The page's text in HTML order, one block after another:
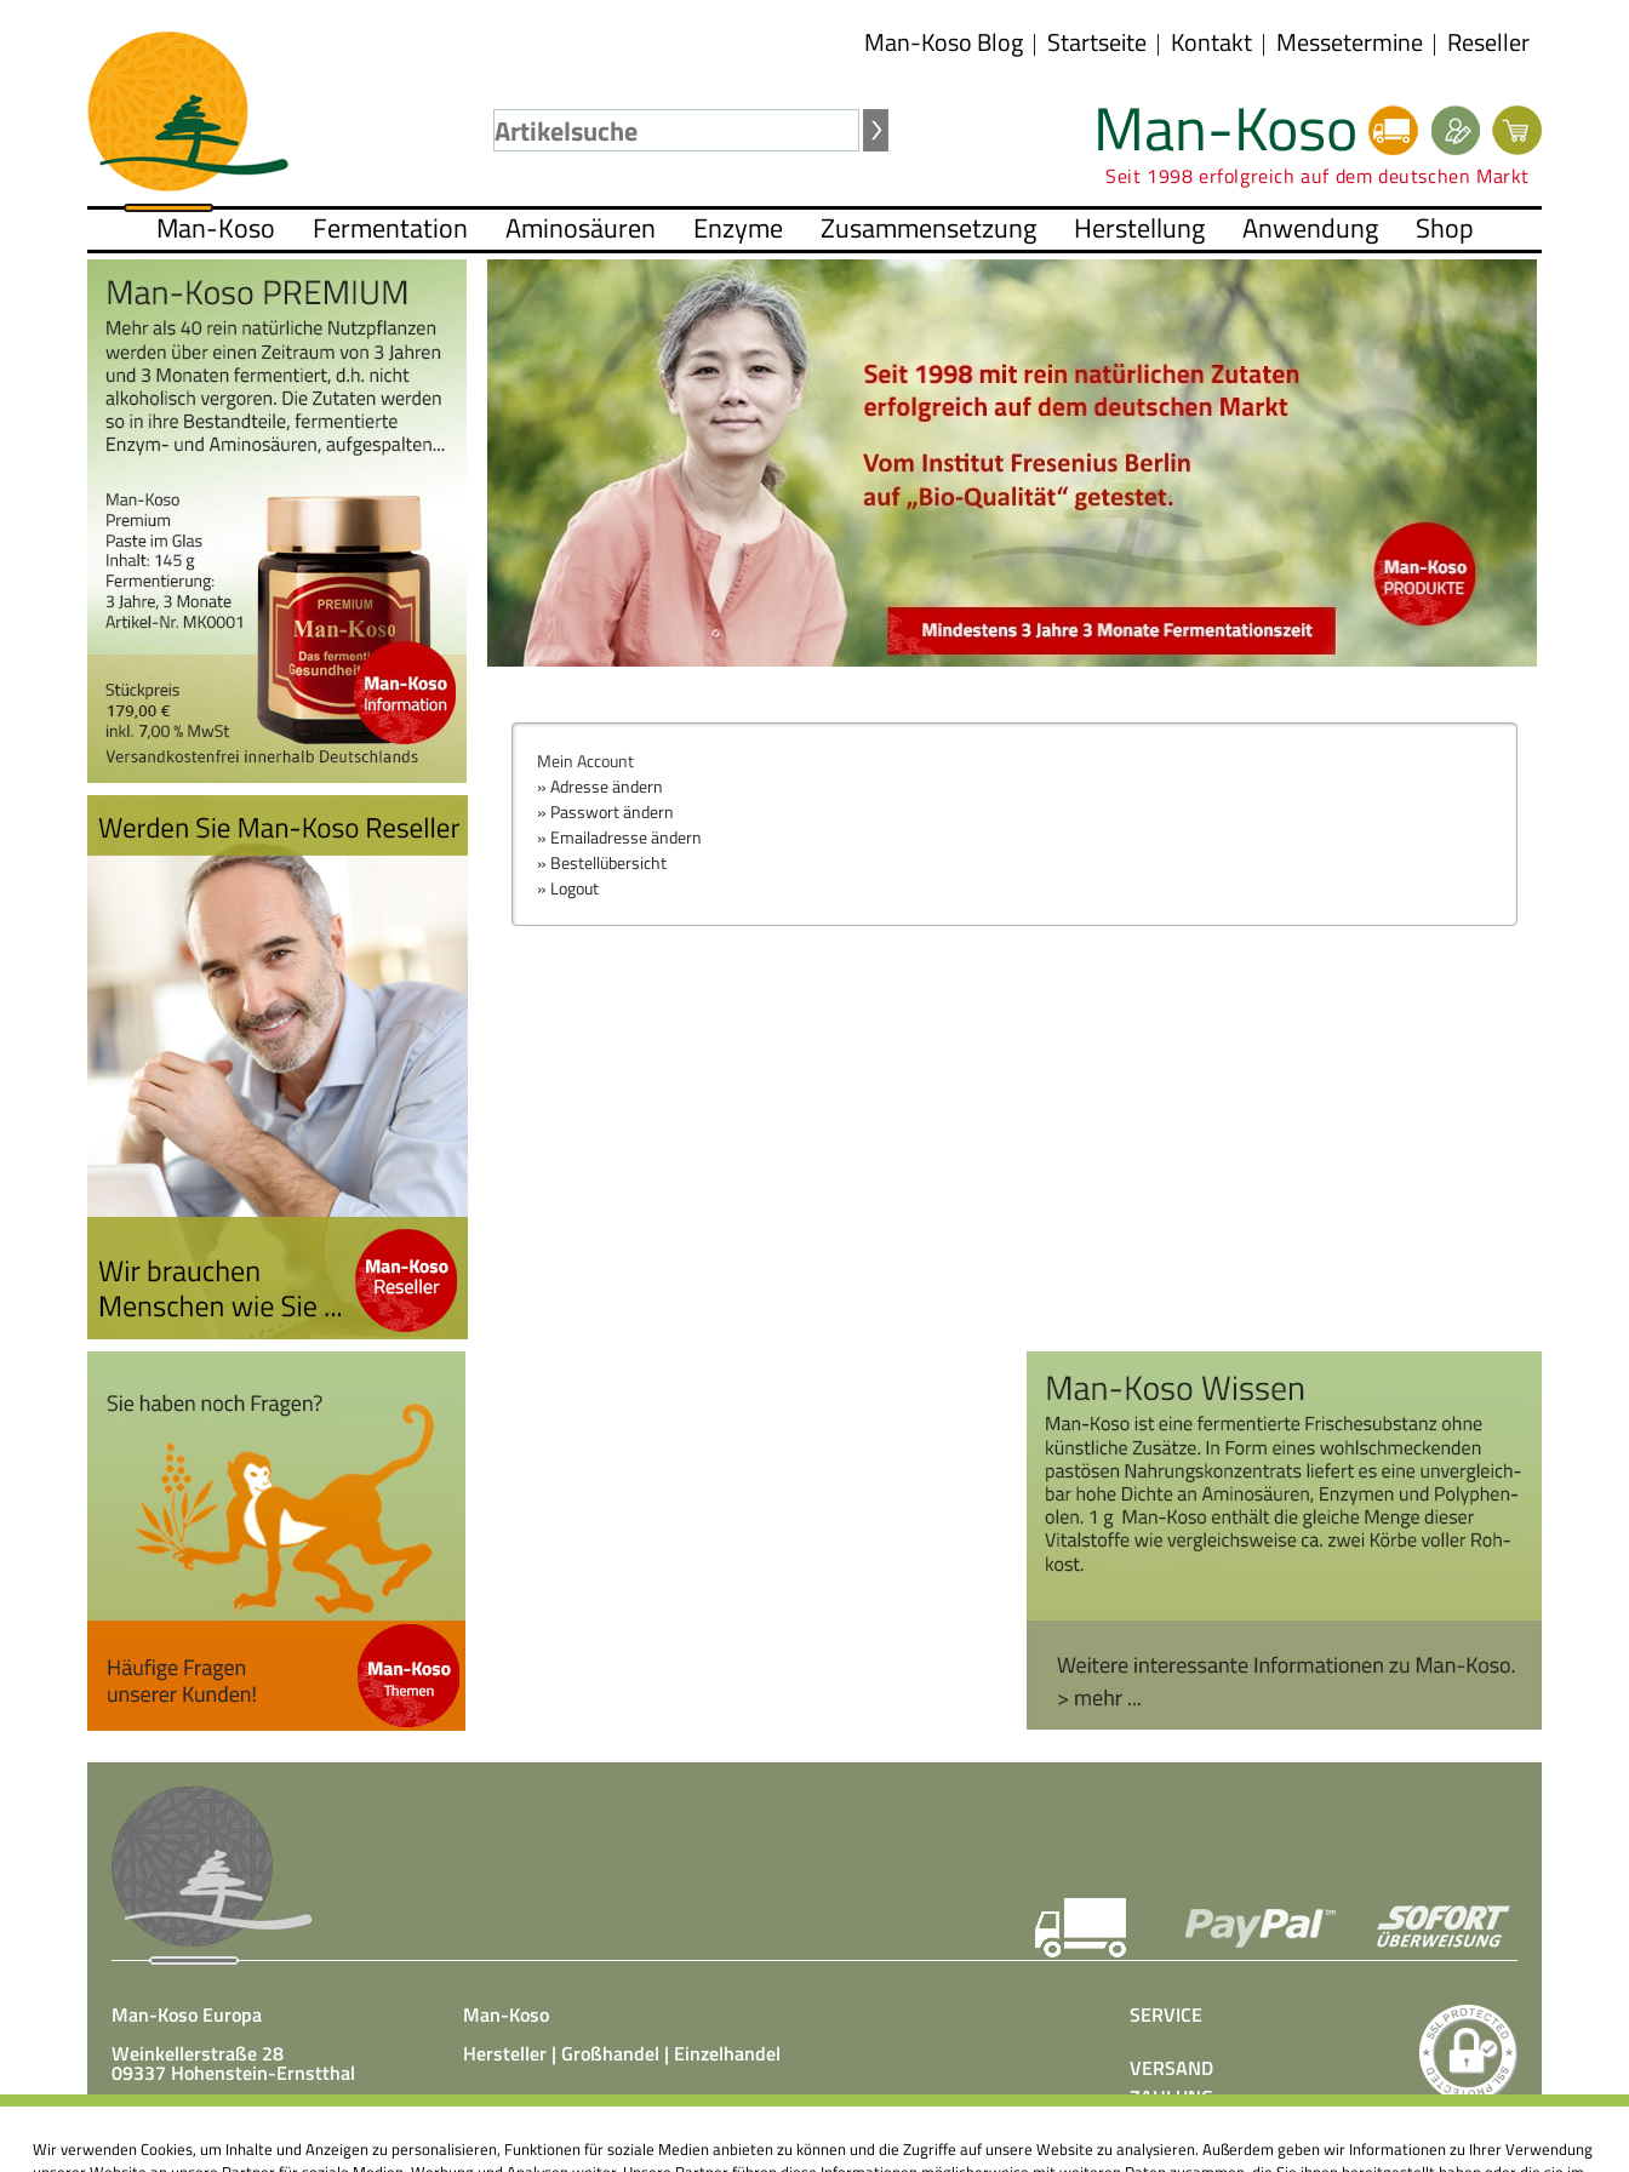
Man-Koso Blog Startseite Kontakt Messetermine Reseller
Man-Koso
Seit 1998 erfolgreich auf dem deutschen Markt
Man-Koso Fermentation Aminosäuren Enzyme Zusammensetzung Herstellung Anwendung Shop
Mein Account
» Adresse ändern
» Passwort ändern
» Emailadresse ändern
» Bestellübersicht
» Logout
Man-Koso Europa
Weinkellerstraße 28
09337 Hohenstein-Ernstthal
Tel.: +49(0)3723 65 89 50
Man-Koso
Hersteller | Großhandel | Einzelhandel
unter Zusatz von Hefepilzen, Milchsäurebakterien in klimatisierten
SERVICE
VERSAND
ZAHLUNG
PRESSE
Wir verwenden Cookies, um Inhalte und Anzeigen zu personalisieren, Funktionen für soziale Medien anbieten zu können und die Zugriffe auf unsere Website zu analysieren. Außerdem geben wir Informationen zu Ihrer Verwendung